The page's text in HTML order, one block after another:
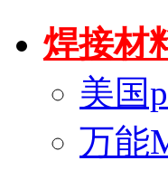
焊接材
美国
万能